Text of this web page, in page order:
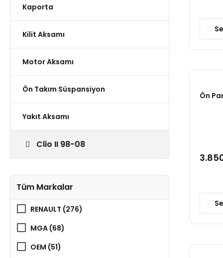
Kaporta
Kilit Aksamı
Motor Aksamı
Ön Takım Süspansiyon
Yakıt Aksamı
Clio II 98-08
Tüm Markalar
RENAULT (276)
MGA (68)
OEM (51)
Ön